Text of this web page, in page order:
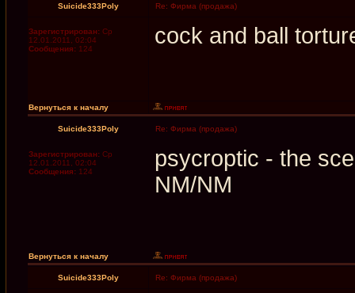
Suicide333Poly Re: Фирма (продажа)
Зарегистрирован: Ср
12.01.2011, 02:04
Сообщения: 124
cock and ball
Вернуться к началу
Suicide333Poly Re: Фирма (продажа)
Зарегистрирован: Ср
12.01.2011, 02:04
Сообщения: 124
psycroptic - the
NM/NM
Вернуться к началу
Suicide333Poly Re: Фирма (продажа)